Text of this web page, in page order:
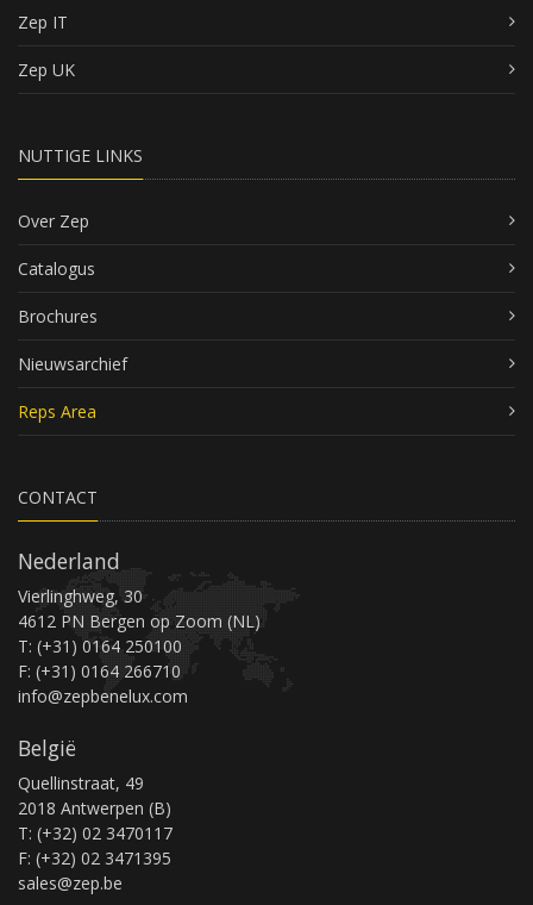
Zep IT
Zep UK
NUTTIGE LINKS
Over Zep
Catalogus
Brochures
Nieuwsarchief
Reps Area
CONTACT
Nederland
Vierlinghweg, 30
4612 PN Bergen op Zoom (NL)
T: (+31) 0164 250100
F: (+31) 0164 266710
info@zepbenelux.com
België
Quellinstraat, 49
2018 Antwerpen (B)
T: (+32) 02 3470117
F: (+32) 02 3471395
sales@zep.be